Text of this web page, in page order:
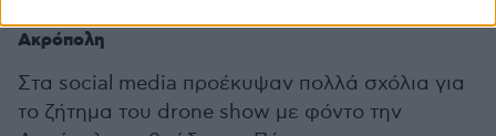
Ακρόπολη
Στα social media προέκυψαν πολλά σχόλια για
το ζήτημα του drone show με φόντο την